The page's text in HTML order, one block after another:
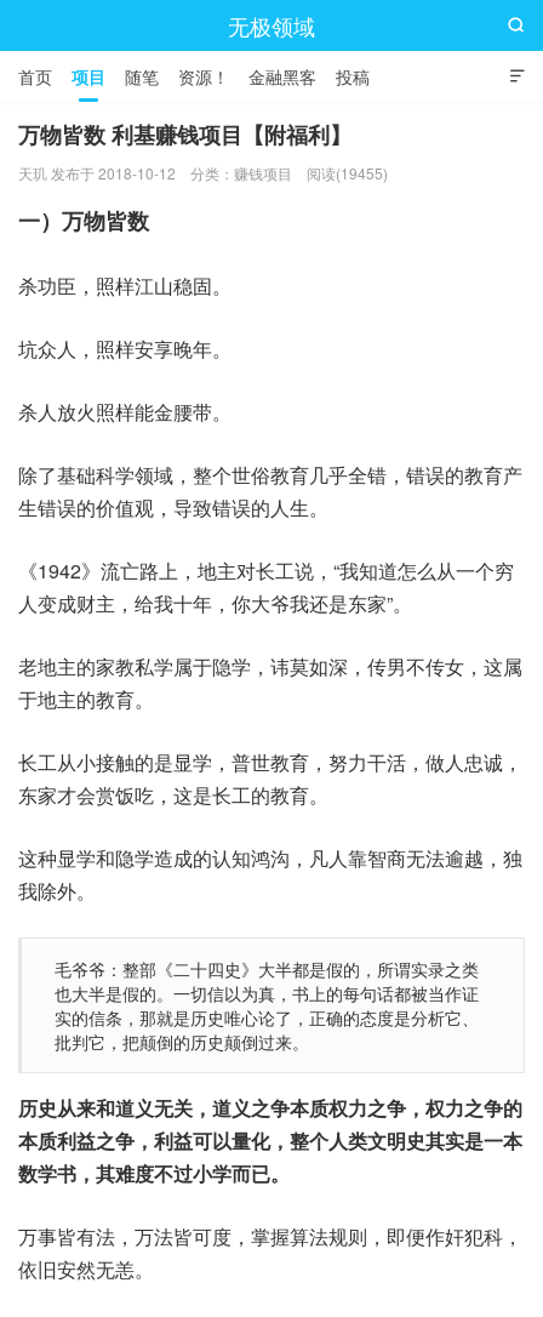
无极领域

首页 项目 随笔 资源！ 金融黑客 投稿

万物皆数 利基赚钱项目【附福利】
天玑 发布于 2018-10-12 分类： 赚钱项目 阅读(19455)
一）万物皆数
杀功臣，照样江山稳固。
坑众人，照样安享晚年。
杀人放火照样能金腰带。
除了基础科学领域，整个世俗教育几乎全错，错误的教育产
生错误的价值观，导致错误的人生。
《1942》流亡路上，地主对长工说，“我知道怎么从一个穷
人变成财主，给我十年，你大爷我还是东家”。
老地主的家教私学属于隐学，讳莫如深，传男不传女，这属
于地主的教育。
长工从小接触的是显学，普世教育，努力干活，做人忠诚，
东家才会赏饭吃，这是长工的教育。
这种显学和隐学造成的认知鸿沟，凡人靠智商无法逾越，独
我除外。
毛爷爷：整部《二十四史》大半都是假的，所谓实录之类
也大半是假的。一切信以为真，书上的每句话都被当作证
实的信条，那就是历史唯心论了，正确的态度是分析它、
批判它，把颠倒的历史颠倒过来。
历史从来和道义无关，道义之争本质权力之争，权力之争的
本质利益之争，利益可以量化，整个人类文明史其实是一本
数学书，其难度不过小学而已。
万事皆有法，万法皆可度，掌握算法规则，即便作奸犯科，
依旧安然无恙。